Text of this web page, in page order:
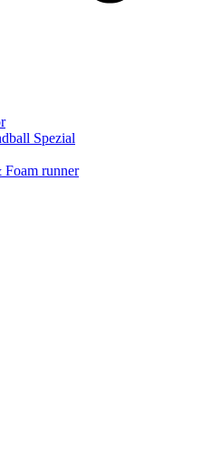
Spezial
Foam runner